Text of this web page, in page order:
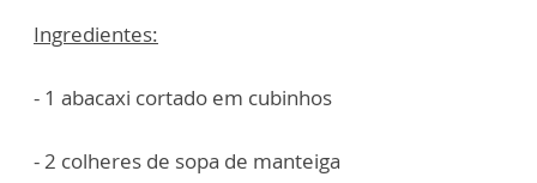
Ingredientes:
- 1 abacaxi cortado em cubinhos
- 2 colheres de sopa de manteiga